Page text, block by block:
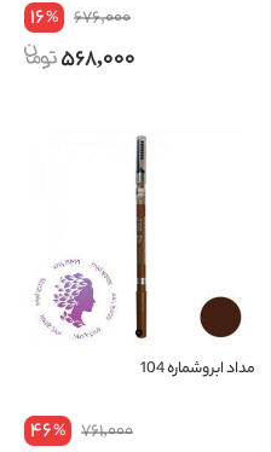
676,000
16%
568,000
مداد ابروشماره 104
761,000
46%